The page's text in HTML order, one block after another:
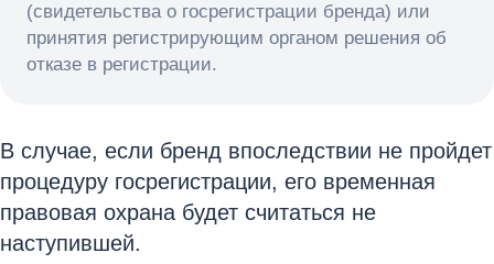
(свидетельства о госрегистрации бренда) или
принятия регистрирующим органом решения об
отказе в регистрации.
В случае, если бренд впоследствии не пройдет
процедуру госрегистрации, его временная
правовая охрана будет считаться не
наступившей.